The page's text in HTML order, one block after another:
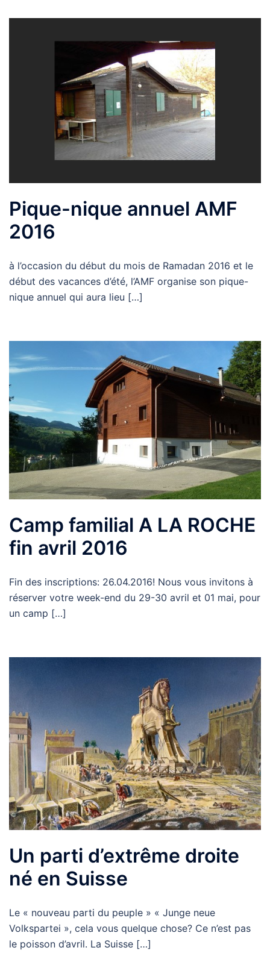
Pique-nique annuel AMF
2016
à l’occasion du début du mois de Ramadan 2016 et le
début des vacances d’été, l’AMF organise son pique-
nique annuel qui aura lieu […]
Camp familial A LA ROCHE
fin avril 2016
Fin des inscriptions: 26.04.2016! Nous vous invitons à
réserver votre week-end du 29-30 avril et 01 mai, pour
un camp […]
Un parti d’extrême droite
né en Suisse
Le « nouveau parti du peuple » « Junge neue
Volkspartei », cela vous quelque chose? Ce n’est pas
le poisson d’avril. La Suisse […]